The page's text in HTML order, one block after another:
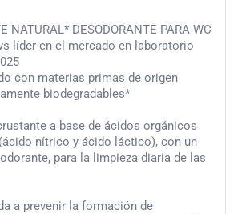
NATURAL* DESODORANTE PARA WC
líder en el mercado en laboratorio
con materias primas de origen
biodegradables*
a base de ácidos orgánicos
nítrico y ácido láctico), con un
para la limpieza diaria de las
a prevenir la formación de